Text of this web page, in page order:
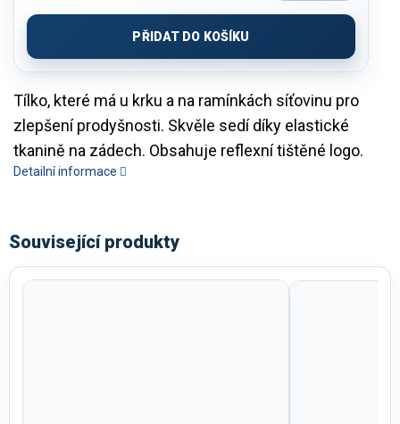
Tílko, které má u krku a na ramínkách síťovinu pro
zlepšení prodyšnosti. Skvěle sedí díky elastické
tkanině na zádech. Obsahuje reflexní tištěné logo.
Detailní informace
cena:
PŘIDAT DO KOŠÍKU
Související produkty